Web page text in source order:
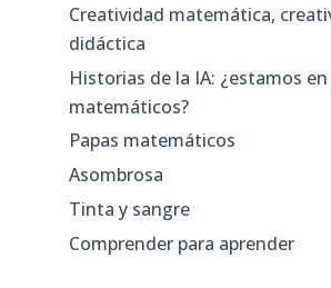
Creatividad matemática,
didáctica
Historias de la IA: ¿estamos
matemáticos?
Papas matemáticos
Asombrosa
Tinta y sangre
Comprender para aprender